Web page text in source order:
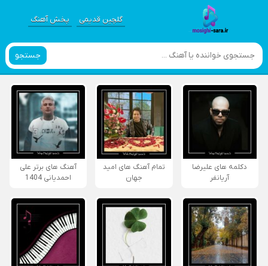
گلچین قدیمی پخش آهنگ
جستجو
دکلمه های علیرضا
آریانفر
تمام آهنگ های امید
جهان
آهنگ های برتر علی
احمدیانی 1404